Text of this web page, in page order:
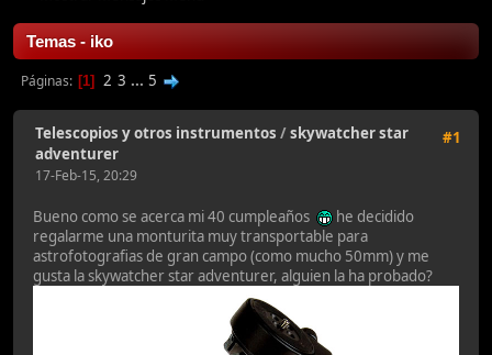
Temas - iko
Páginas 1 2 3 ... 5
#1
Telescopios y otros instrumentos /skywatcher star
adventurer
17-Feb-15, 20:29
Bueno como se acerca mi 40 cumpleaños
he decidido
regalarme una monturita muy transportable para
astrofotografias de gran campo (como mucho 50mm) y me
gusta la skywatcher star adventurer, alguien la ha probado?